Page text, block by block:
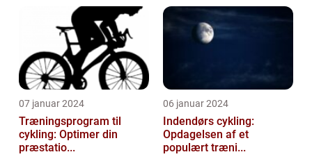
07 januar 2024
Træningsprogram til
cykling: Optimer din
præstatio...
06 januar 2024
Indendørs cykling:
Opdagelsen af et
populært træni...